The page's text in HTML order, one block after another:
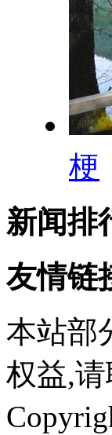
梗
新闻排
友情链
本站部
权益,